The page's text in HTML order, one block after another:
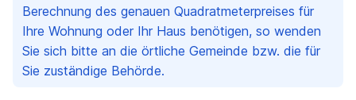
Berechnung des genauen Quadratmeterpreises für
Ihre Wohnung oder Ihr Haus benötigen, so wenden
Sie sich bitte an die örtliche Gemeinde bzw. die für
Sie zuständige Behörde.